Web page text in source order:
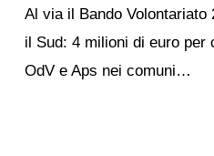
Al via il Bando Volontariato
il Sud: 4 milioni di euro per
OdV e Aps nei comuni…